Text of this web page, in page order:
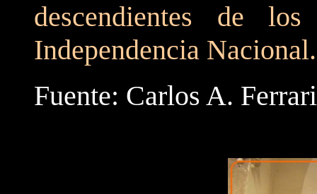
descendientes de
Independencia Nacional.
Fuente: Carlos A.